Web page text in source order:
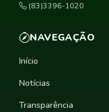
(83)3396-1020
NAVEGAÇÃO
Início
Notícias
Transparência